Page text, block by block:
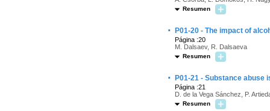
Resumen
· P01-20 - The impact of
Página :20
M. Dalsaev, R. Dalsaeva
Resumen
· P01-21 - Substance
Página :21
D. de la Vega Sánchez, P.
Resumen